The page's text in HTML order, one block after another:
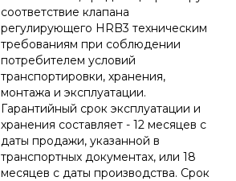
соответствие клапана
регулирующего HRB3 техническим
требованиям при соблюдении
потребителем условий
транспортировки, хранения,
монтажа и эксплуатации.
Гарантийный срок эксплуатации и
хранения составляет - 12 месяцев с
даты продажи, указанной в
транспортных документах, или 18
месяцев с даты производства. Срок